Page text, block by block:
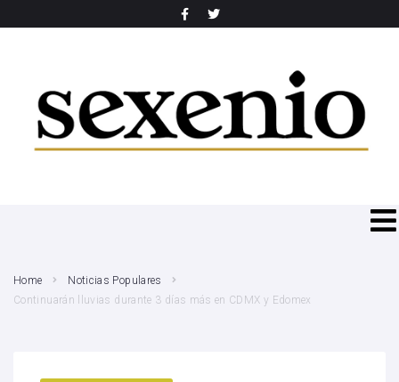
Home
Noticias Populares
Continuarán lluvias durante 3 días más en CDMX y Edomex
SEARCH THIS WEBSITE